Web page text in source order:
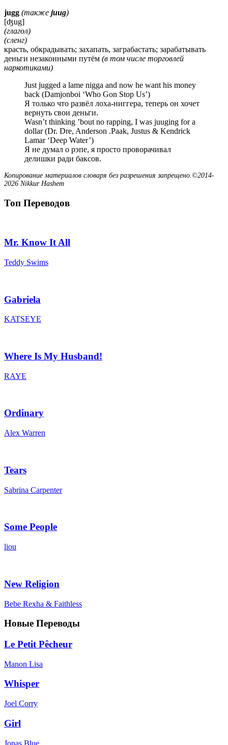
jugg (также juug)
[ʤug]
(глагол)
(сленг)
красть, обкрадывать; захапать, заграбастать; зарабатывать
деньги незаконными путём (в том числе торговлей
наркотиками)
Just jugged a lame nigga and now he want his money
back (Damjonboi ‘Who Gon Stop Us’)
Я только что развёл лоха-ниггера, теперь он хочет
вернуть свои деньги.
Wasn’t thinking ’bout no rapping, I was juuging for a
dollar (Dr. Dre, Anderson .Paak, Justus & Kendrick
Lamar ‘Deep Water’)
Я не думал о рэпе, я просто проворачивал
делишки ради баксов.
Копирование материалов словаря без разрешения запрещено.©2014-
2026 Nikkur Hashem
Топ Переводов
Mr. Know It All
Teddy Swims
Gabriela
KATSEYE
Where Is My Husband!
RAYE
Ordinary
Alex Warren
Tears
Sabrina Carpenter
Some People
liou
New Religion
Bebe Rexha & Faithless
Новые Переводы
Le Petit Pêcheur
Manon Lisa
Whisper
Joel Corry
Girl
Jonas Blue